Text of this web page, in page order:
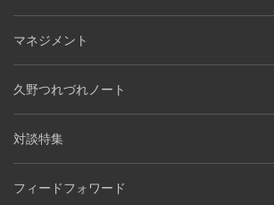
マネジメント
久野つれづれノート
対談特集
フィードフォワード